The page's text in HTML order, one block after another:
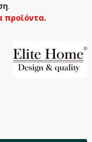
.
προϊόντα.